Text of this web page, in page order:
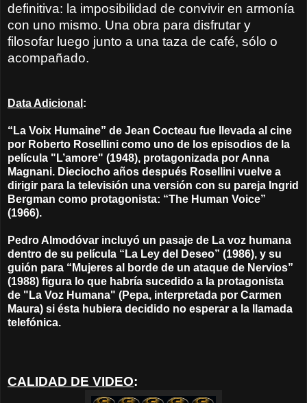
definitiva: la imposibilidad de convivir en armonía
con uno mismo. Una obra para disfrutar y
filosofar luego junto a una taza de café, sólo o
acompañado.
Data Adicional :
“La Voix Humaine” de Jean Cocteau fue llevada al cine
por Roberto Rosellini como uno de los episodios de la
película "L’amore" (1948), protagonizada por Anna
Magnani. Dieciocho años después Rosellini vuelve a
dirigir para la televisión una versión con su pareja Ingrid
Bergman como protagonista: “The Human Voice”
(1966).
Pedro Almodóvar incluyó un pasaje de La voz humana
dentro de su película “La Ley del Deseo” (1986), y su
guión para “Mujeres al borde de un ataque de Nervios”
(1988) figura lo que habría sucedido a la protagonista
de "La Voz Humana" (Pepa, interpretada por Carmen
Maura) si ésta hubiera decidido no esperar a la llamada
telefónica.
CALIDAD DE VIDEO: